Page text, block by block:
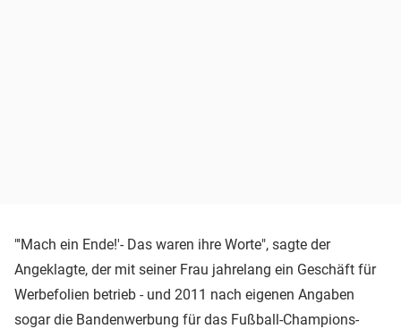
"'Mach ein Ende!'- Das waren ihre Worte", sagte der
Angeklagte, der mit seiner Frau jahrelang ein Geschäft für
Werbefolien betrieb - und 2011 nach eigenen Angaben
sogar die Bandenwerbung für das Fußball-Champions-